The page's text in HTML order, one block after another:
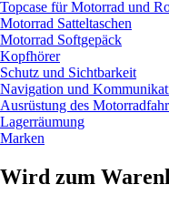
Topcase für Motorrad und
Motorrad Satteltaschen
Motorrad Softgepäck
Kopfhörer
Schutz und Sichtbarkeit
Navigation und
Ausrüstung des
Lagerräumung
Marken
Wird zum